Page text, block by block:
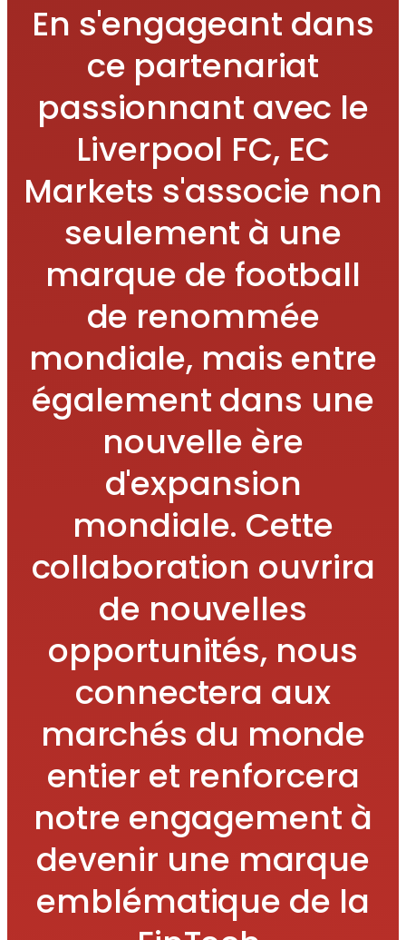
En s'engageant dans
ce partenariat
passionnant avec le
Liverpool FC, EC
Markets s'associe non
seulement à une
marque de football
de renommée
mondiale, mais entre
également dans une
nouvelle ère
d'expansion
mondiale. Cette
collaboration ouvrira
de nouvelles
opportunités, nous
connectera aux
marchés du monde
entier et renforcera
notre engagement à
devenir une marque
emblématique de la